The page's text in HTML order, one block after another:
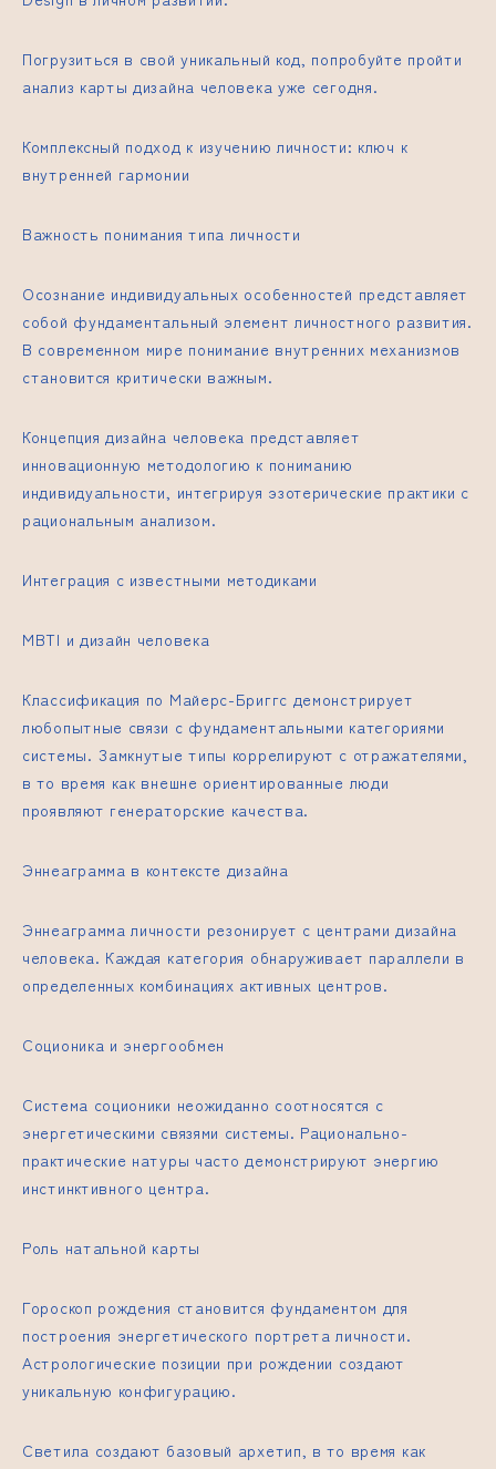
Погрузиться в свой уникальный код, попробуйте пройти
анализ карты дизайна человека уже сегодня.
Комплексный подход к изучению личности: ключ к
внутренней гармонии
Важность понимания типа личности
Осознание индивидуальных особенностей представляет
собой фундаментальный элемент личностного развития.
В современном мире понимание внутренних механизмов
становится критически важным.
Концепция дизайна человека представляет
инновационную методологию к пониманию
индивидуальности, интегрируя эзотерические практики с
рациональным анализом.
Интеграция с известными методиками
MBTI и дизайн человека
Классификация по Майерс-Бриггс демонстрирует
любопытные связи с фундаментальными категориями
системы. Замкнутые типы коррелируют с отражателями,
в то время как внешне ориентированные люди
проявляют генераторские качества.
Эннеаграмма в контексте дизайна
Эннеаграмма личности резонирует с центрами дизайна
человека. Каждая категория обнаруживает параллели в
определенных комбинациях активных центров.
Соционика и энергообмен
Система соционики неожиданно соотносятся с
энергетическими связями системы. Рационально-
практические натуры часто демонстрируют энергию
инстинктивного центра.
Роль натальной карты
Гороскоп рождения становится фундаментом для
построения энергетического портрета личности.
Астрологические позиции при рождении создают
уникальную конфигурацию.
Светила создают базовый архетип, в то время как